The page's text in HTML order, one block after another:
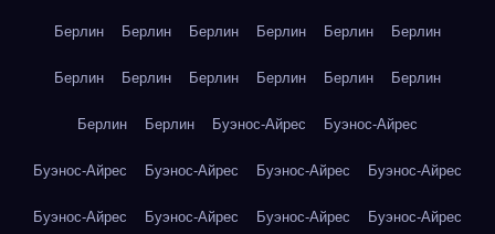
Берлин Берлин Берлин Берлин Берлин Берлин
Берлин Берлин Берлин Берлин Берлин Берлин
Берлин Берлин Буэнос-Айрес Буэнос-Айрес
Буэнос-Айрес Буэнос-Айрес Буэнос-Айрес Буэнос-Айрес
Буэнос-Айрес Буэнос-Айрес Буэнос-Айрес Буэнос-Айрес